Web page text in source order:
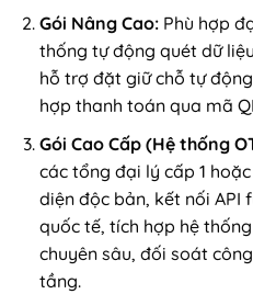
Gói Nâng Cao:Phù hợp
thống tự động quét dữ
hỗ trợ đặt giữ chỗ tự
hợp thanh toán qua mã
Gói Cao Cấp (Hệ thống
các tổng đại lý cấp 1
diện độc bản, kết nối API
quốc tế, tích hợp hệ
chuyên sâu, đối soát
tầng.